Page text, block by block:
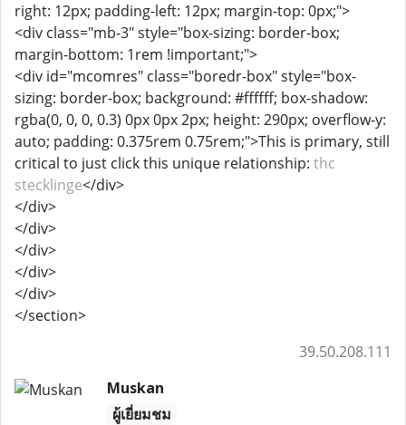
right: 12px; padding-left: 12px; margin-top: 0px;">
<div class="mb-3" style="box-sizing: border-box;
margin-bottom: 1rem !important;">
<div id="mcomres" class="boredr-box" style="box-
sizing: border-box; background: #ffffff; box-shadow:
rgba(0, 0, 0, 0.3) 0px 0px 2px; height: 290px; overflow-y:
auto; padding: 0.375rem 0.75rem;">This is primary, still
critical to just click this unique relationship: thc
stecklinge​</div>
</div>
</div>
</div>
</div>
</div>
</section>
39.50.208.111
Muskan
ผู้เยี่ยมชม